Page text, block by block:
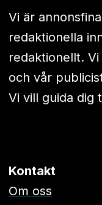
Vi är
redaktionella
redaktionellt.
och vår
Vi vill guida dig
Kontakt
Om oss